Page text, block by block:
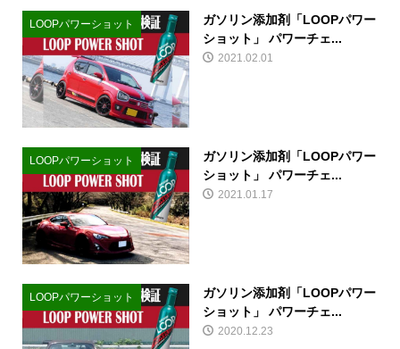
LOOPパワーショット
ガソリン添加剤「LOOPパワー
ショット」 パワーチェ...
2021.02.01
LOOPパワーショット
ガソリン添加剤「LOOPパワー
ショット」 パワーチェ...
2021.01.17
LOOPパワーショット
ガソリン添加剤「LOOPパワー
ショット」 パワーチェ...
2020.12.23